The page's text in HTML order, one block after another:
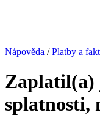
Nápověda / Platby a
Zaplatil(a)
splatnosti,